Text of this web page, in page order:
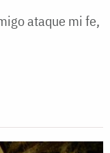
ataque mi fe,